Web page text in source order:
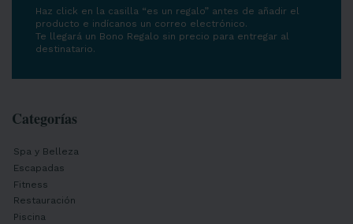
Haz click en la casilla “es un regalo” antes de añadir el
producto e indícanos un correo electrónico.
Te llegará un Bono Regalo sin precio para entregar al
destinatario.
Categorías
Spa y Belleza
Escapadas
Fitness
Restauración
Piscina